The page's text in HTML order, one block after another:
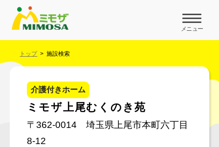
メニュー
トップ 施設検索
介護付きホーム
ミモザ上尾むくのき苑
〒362-0014 埼玉県上尾市本町六丁目
8-12